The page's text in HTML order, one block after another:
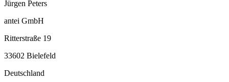
Jürgen Peters
antei GmbH
Ritterstraße 19
33602 Bielefeld
Deutschland